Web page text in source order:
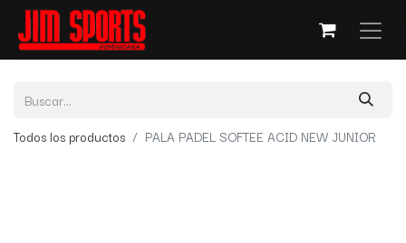
Todos los productos PALA PADEL SOFTEE ACID NEW JUNIOR